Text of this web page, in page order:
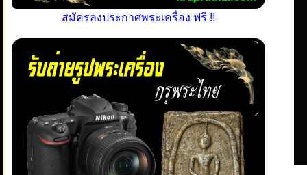
สมัครลงประกาศพระเครื่อง ฟรี !!